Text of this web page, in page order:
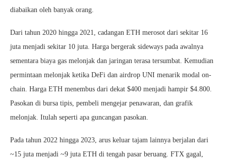
diabaikan oleh banyak orang.
Dari tahun 2020 hingga 2021, cadangan ETH merosot dari sekitar 16
juta menjadi sekitar 10 juta. Harga bergerak sideways pada awalnya
sementara biaya gas melonjak dan jaringan terasa tersumbat. Kemudian
permintaan melonjak ketika DeFi dan airdrop UNI menarik modal on-
chain. Harga ETH menembus dari dekat $400 menjadi hampir $4.800.
Pasokan di bursa tipis, pembeli mengejar penawaran, dan grafik
melonjak. Itulah seperti apa guncangan pasokan.
Pada tahun 2022 hingga 2023, arus keluar tajam lainnya berjalan dari
~15 juta menjadi ~9 juta ETH di tengah pasar beruang. FTX gagal,